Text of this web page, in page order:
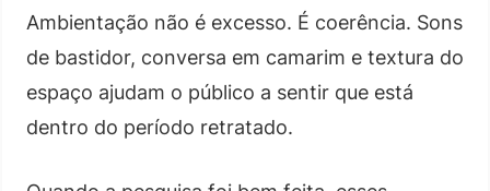
Ambientação não é excesso. É coerência. Sons
de bastidor, conversa em camarim e textura do
espaço ajudam o público a sentir que está
dentro do período retratado.